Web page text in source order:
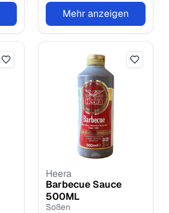
Mehr anzeigen
Heera
Barbecue Sauce
500ML
Soßen